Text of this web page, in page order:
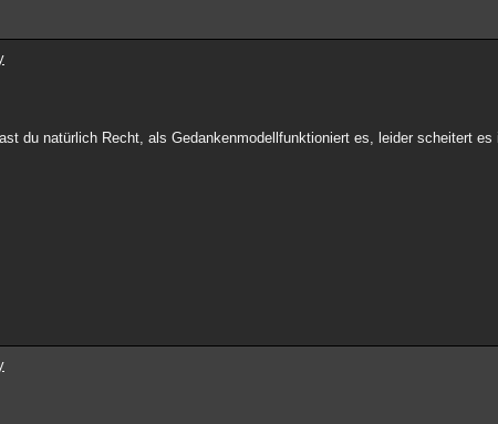
du natürlich Recht, als Gedankenmodellfunktioniert es, leider scheitert